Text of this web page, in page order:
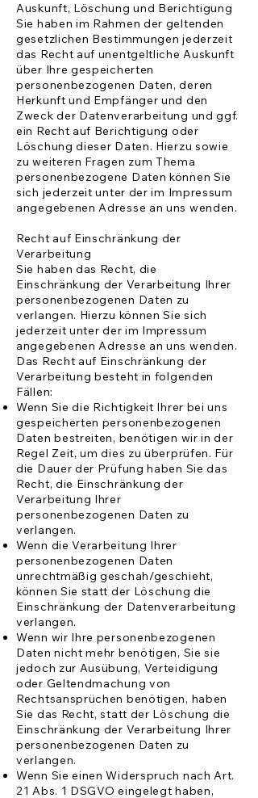
Auskunft, Löschung und Berichtigung
Sie haben im Rahmen der geltenden
gesetzlichen Bestimmungen jederzeit
das Recht auf unentgeltliche Auskunft
über Ihre gespeicherten
personenbezogenen Daten, deren
Herkunft und Empfänger und den
Zweck der Datenverarbeitung und ggf.
ein Recht auf Berichtigung oder
Löschung dieser Daten. Hierzu sowie
zu weiteren Fragen zum Thema
personenbezogene Daten können Sie
sich jederzeit unter der im Impressum
angegebenen Adresse an uns wenden.
Recht auf Einschränkung der
Verarbeitung
Sie haben das Recht, die
Einschränkung der Verarbeitung Ihrer
personenbezogenen Daten zu
verlangen. Hierzu können Sie sich
jederzeit unter der im Impressum
angegebenen Adresse an uns wenden.
Das Recht auf Einschränkung der
Verarbeitung besteht in folgenden
Fällen:
Wenn Sie die Richtigkeit Ihrer bei uns
gespeicherten personenbezogenen
Daten bestreiten, benötigen wir in der
Regel Zeit, um dies zu überprüfen. Für
die Dauer der Prüfung haben Sie das
Recht, die Einschränkung der
Verarbeitung Ihrer
personenbezogenen Daten zu
verlangen.
Wenn die Verarbeitung Ihrer
personenbezogenen Daten
unrechtmäßig geschah/geschieht,
können Sie statt der Löschung die
Einschränkung der Datenverarbeitung
verlangen.
Wenn wir Ihre personenbezogenen
Daten nicht mehr benötigen, Sie sie
jedoch zur Ausübung, Verteidigung
oder Geltendmachung von
Rechtsansprüchen benötigen, haben
Sie das Recht, statt der Löschung die
Einschränkung der Verarbeitung Ihrer
personenbezogenen Daten zu
verlangen.
Wenn Sie einen Widerspruch nach Art.
21 Abs. 1 DSGVO eingelegt haben,